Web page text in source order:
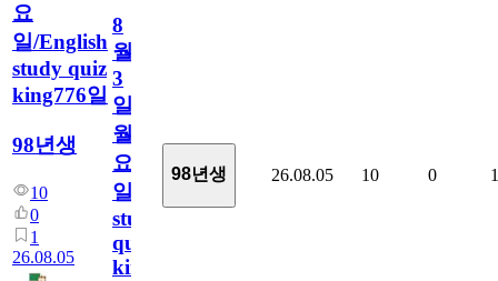
요
일/English
study quiz
king776일
98년생
10
0
1
26.08.05
8
월
3
일
월
요
일/English
study
quiz
king776
98년생 26.08.05 10 0 1